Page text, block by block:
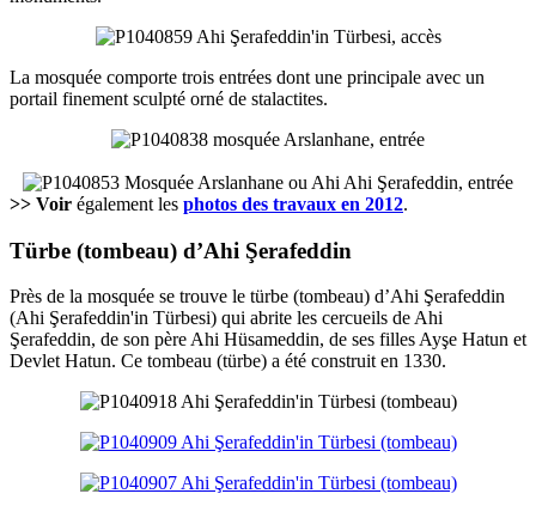
La mosquée comporte trois entrées dont une principale avec un
portail finement sculpté orné de stalactites.
>> Voir également les photos des travaux en 2012.
Türbe (tombeau) d’Ahi Şerafeddin
Près de la mosquée se trouve le türbe (tombeau) d’Ahi Şerafeddin
(Ahi Şerafeddin'in Türbesi) qui abrite les cercueils de Ahi
Şerafeddin, de son père Ahi Hüsameddin, de ses filles Ayşe Hatun et
Devlet Hatun. Ce tombeau (türbe) a été construit en 1330.